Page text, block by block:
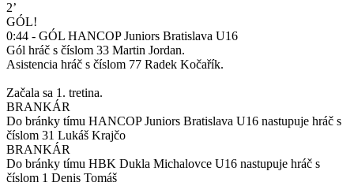
2’
GÓL!
0:44 - GÓL HANCOP Juniors Bratislava U16
Gól hráč s číslom 33 Martin Jordan.
Asistencia hráč s číslom 77 Radek Kočařík.
Začala sa 1. tretina.
BRANKÁR
Do bránky tímu HANCOP Juniors Bratislava U16 nastupuje hráč s
číslom 31 Lukáš Krajčo
BRANKÁR
Do bránky tímu HBK Dukla Michalovce U16 nastupuje hráč s
číslom 1 Denis Tomáš